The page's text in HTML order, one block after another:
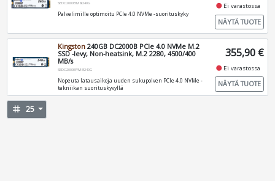
SEDC2000BM8/240G
Palvelimille optimoitu PCIe 4.0 NVMe -suorituskyky
fiber_manual_record Ei varastossa
NÄYTÄ TUOTE
Kingston 240GB DC2000B PCIe 4.0 NVMe M.2
SSD -levy, Non-heatsink, M.2 2280, 4500/400
MB/s
SEDC2000BYM8/240G
Nopeuta latausaikoja uuden sukupolven PCIe 4.0 NVMe -
tekniikan suorituskyvyllä
355,90 €
fiber_manual_record Ei varastossa
NÄYTÄ TUOTE
tag 25